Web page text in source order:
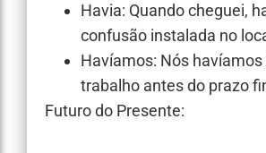
Havia: Quando cheguei,
confusão instalada no
Havíamos: Nós
trabalho antes do prazo
Futuro do Presente: